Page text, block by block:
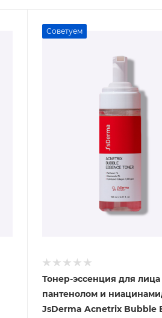
Советуем
Тонер-эссенция для лица
пантенолом и
JsDerma Acnetrix Bubble